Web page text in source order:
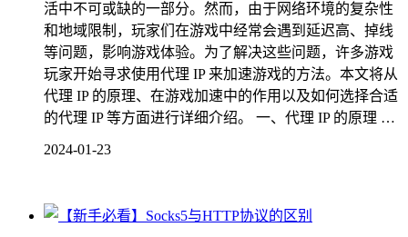
活中不可或缺的一部分。然而，由于网络环境的复杂性
和地域限制，玩家们在游戏中经常会遇到延迟高、掉线
等问题，影响游戏体验。为了解决这些问题，许多游戏
玩家开始寻求使用代理 IP 来加速游戏的方法。本文将从
代理 IP 的原理、在游戏加速中的作用以及如何选择合适
的代理 IP 等方面进行详细介绍。 一、代理 IP 的原理 …
2024-01-23